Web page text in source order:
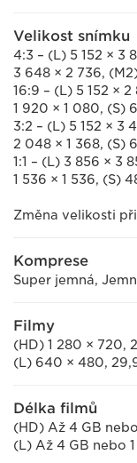
Velikost snímku
4:3 – (L) 5 152 × 3
3 648 × 2 736,
16:9 – (L) 5 152 ×
1 920 × 1 080, (S)
3:2 – (L) 5 152 × 3
2 048 × 1 368, (S)
1:1 – (L) 3 856 × 3
1 536 × 1 536, (S)
Změna velikosti
Komprese
Super jemná,
Filmy
(HD) 1 280 × 720,
(L) 640 × 480,
Délka filmů
(HD) Až 4 GB
(L) Až 4 GB nebo